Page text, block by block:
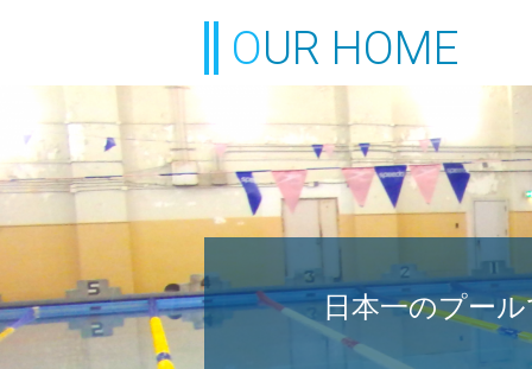
OUR HOME
日本一のプー